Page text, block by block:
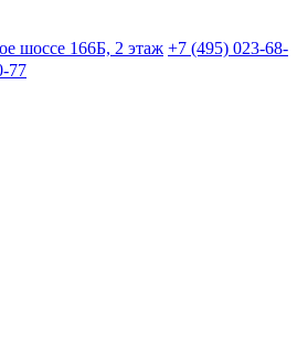
шоссе 166Б, 2 этаж +7 (495) 023-68-
77